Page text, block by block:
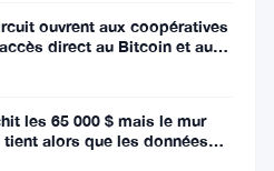
ouvrent aux coopératives
direct au Bitcoin et aux
les 65 000 $ mais le mur
tient alors que les données
profilent